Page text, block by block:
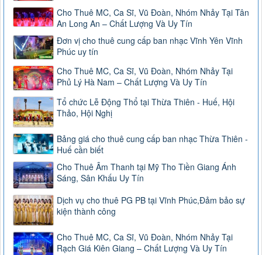
Cho Thuê MC, Ca Sĩ, Vũ Đoàn, Nhóm Nhảy Tại Tân
An Long An – Chất Lượng Và Uy Tín
Đơn vị cho thuê cung cấp ban nhạc Vĩnh Yên Vĩnh
Phúc uy tín
Cho Thuê MC, Ca Sĩ, Vũ Đoàn, Nhóm Nhảy Tại
Phủ Lý Hà Nam – Chất Lượng Và Uy Tín
Tổ chức Lễ Động Thổ tại Thừa Thiên - Huế, Hội
Thảo, Hội Nghị
Bảng giá cho thuê cung cấp ban nhạc Thừa Thiên -
Huế cần biết
Cho Thuê Âm Thanh tại Mỹ Tho Tiền Giang Ánh
Sáng, Sân Khấu Uy Tín
Dịch vụ cho thuê PG PB tại Vĩnh Phúc,Đảm bảo sự
kiện thành công
Cho Thuê MC, Ca Sĩ, Vũ Đoàn, Nhóm Nhảy Tại
Rạch Giá Kiên Giang – Chất Lượng Và Uy Tín